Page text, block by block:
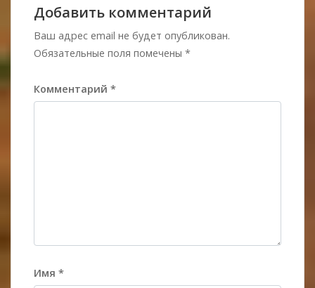
Добавить комментарий
Ваш адрес email не будет опубликован.
Обязательные поля помечены *
Комментарий *
Имя *